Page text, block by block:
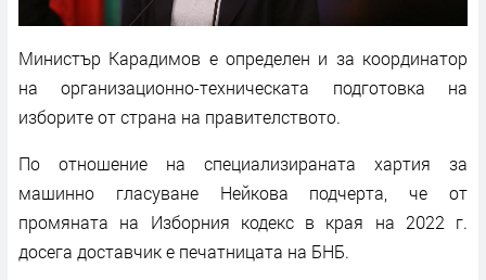
Министър Карадимов е определен и за координатор
на организационно-техническата подготовка на
изборите от страна на правителството.
По отношение на специализираната хартия за
машинно гласуване Нейкова подчерта, че от
промяната на Изборния кодекс в края на 2022 г.
досега доставчик е печатницата на БНБ.